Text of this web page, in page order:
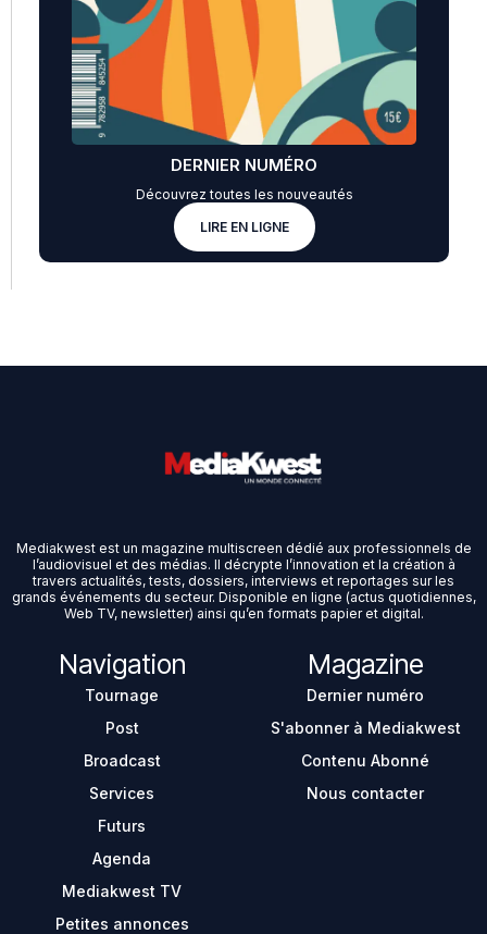
DERNIER NUMÉRO
Découvrez toutes les nouveautés
LIRE EN LIGNE
Mediakwest est un magazine multiscreen dédié aux professionnels de
l’audiovisuel et des médias. Il décrypte l’innovation et la création à
travers actualités, tests, dossiers, interviews et reportages sur les
grands événements du secteur. Disponible en ligne (actus quotidiennes,
Web TV, newsletter) ainsi qu’en formats papier et digital.
Navigation
Tournage
Post
Broadcast
Services
Futurs
Agenda
Mediakwest TV
Petites annonces
Magazine
Dernier numéro
S'abonner à Mediakwest
Contenu Abonné
Nous contacter